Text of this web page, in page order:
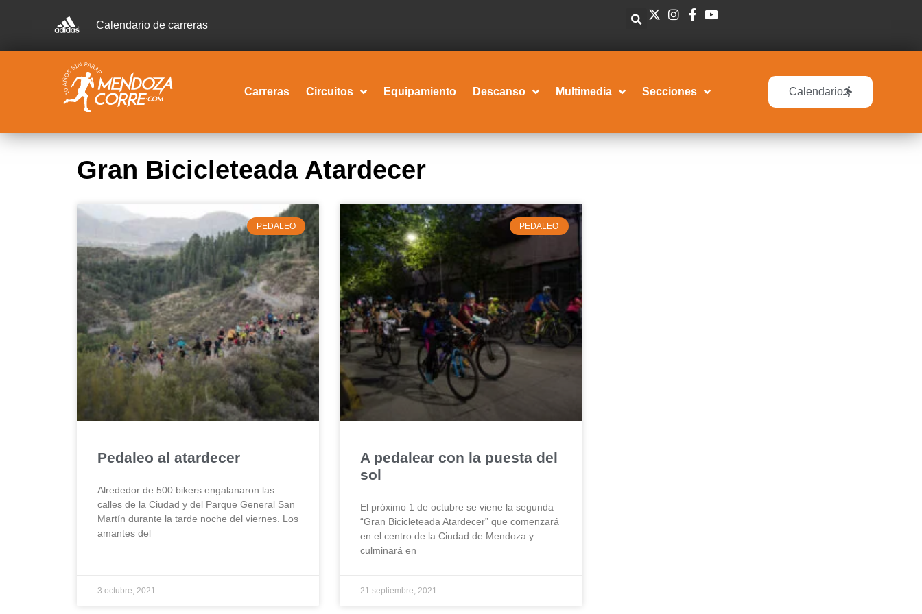
Calendario de carreras
Carreras Circuitos Equipamiento Descanso Multimedia Secciones Calendario
Gran Bicicleteada Atardecer
PEDALEO
Pedaleo al atardecer
Alrededor de 500 bikers engalanaron las
calles de la Ciudad y del Parque General San
Martín durante la tarde noche del viernes. Los
amantes del
3 octubre, 2021
PEDALEO
A pedalear con la puesta del
sol
El próximo 1 de octubre se viene la segunda
“Gran Bicicleteada Atardecer” que comenzará
en el centro de la Ciudad de Mendoza y
culminará en
21 septiembre, 2021